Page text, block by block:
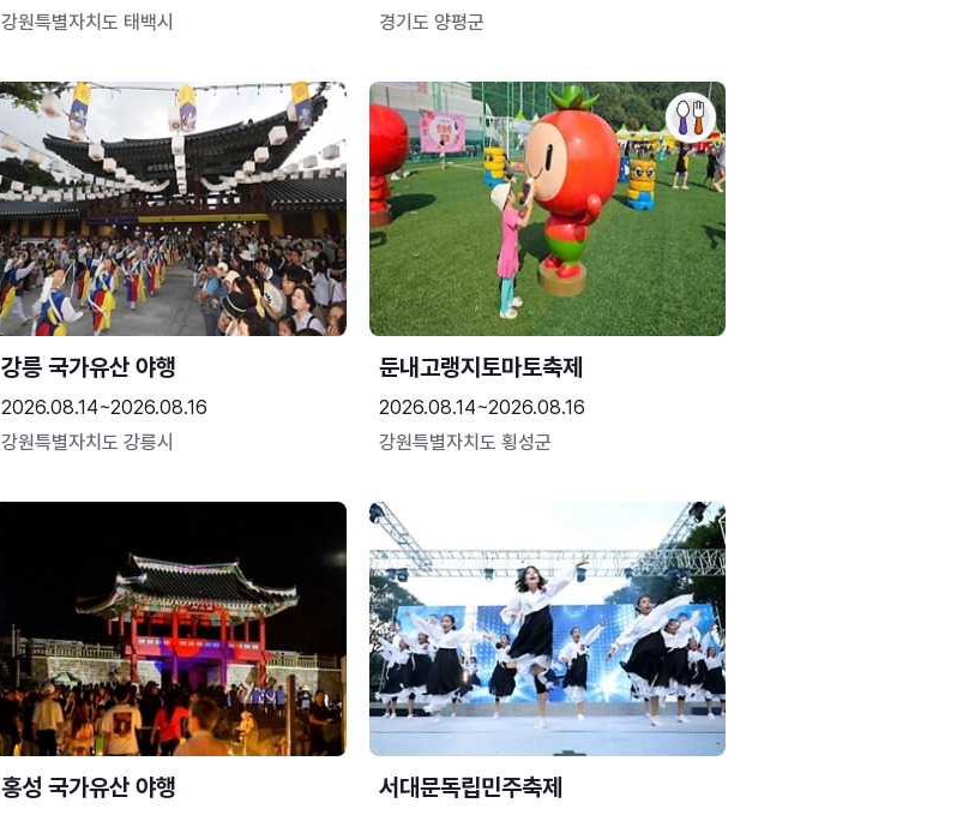
강원특별자치도 태백시
경기도 양평군
강릉 국가유산 야행
2026.08.14~2026.08.16
강원특별자치도 강릉시
둔내고랭지토마토축제
2026.08.14~2026.08.16
강원특별자치도 횡성군
홍성 국가유산 야행 서대문독립민주축제